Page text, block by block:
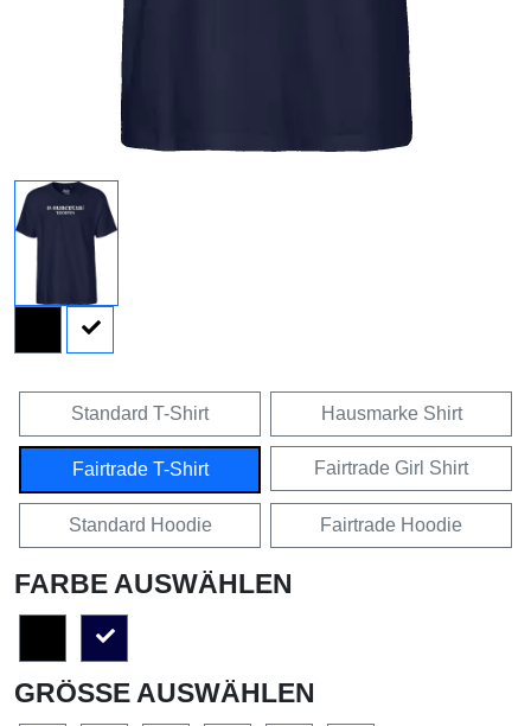
Standard T-Shirt Hausmarke Shirt
Fairtrade T-Shirt Fairtrade Girl Shirt
Standard Hoodie Fairtrade Hoodie
FARBE AUSWÄHLEN
GRÖSSE AUSWÄHLEN